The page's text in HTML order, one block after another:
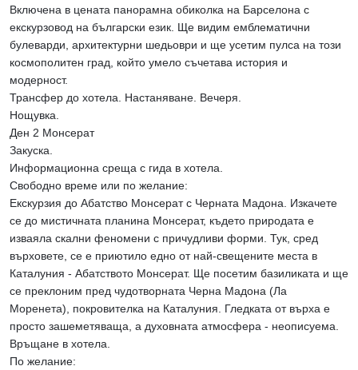
Включена в цената панорамна обиколка на Барселона с
екскурзовод на български език. Ще видим емблематични
булеварди, архитектурни шедьоври и ще усетим пулса на този
космополитен град, който умело съчетава история и
модерност.
Трансфер до хотела. Настаняване. Вечеря.
Нощувка.
Ден 2 Монсерат
Закуска.
Информационна среща с гида в хотела.
Свободно време или по желание:
Екскурзия до Абатство Монсерат с Черната Мадона. Изкачете
се до мистичната планина Монсерат, където природата е
изваяла скални феномени с причудливи форми. Тук, сред
върховете, се е приютило едно от най-свещените места в
Каталуния - Абатството Монсерат. Ще посетим базиликата и ще
се преклоним пред чудотворната Черна Мадона (Ла
Моренета), покровителка на Каталуния. Гледката от върха е
просто зашеметяваща, а духовната атмосфера - неописуема.
Връщане в хотела.
По желание: